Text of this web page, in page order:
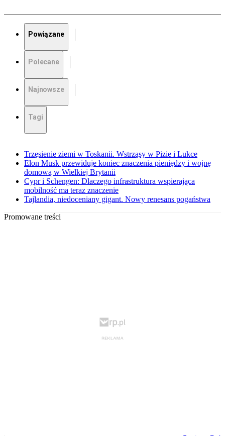
Powiązane
Polecane
Najnowsze
Tagi
Trzęsienie ziemi w Toskanii. Wstrząsy w Pizie i Lukce
Elon Musk przewiduje koniec znaczenia pieniędzy i wojnę
domową w Wielkiej Brytanii
Cypr i Schengen: Dlaczego infrastruktura wspierająca
mobilność ma teraz znaczenie
Tajlandia, niedoceniany gigant. Nowy renesans pogaństwa
Promowane treści